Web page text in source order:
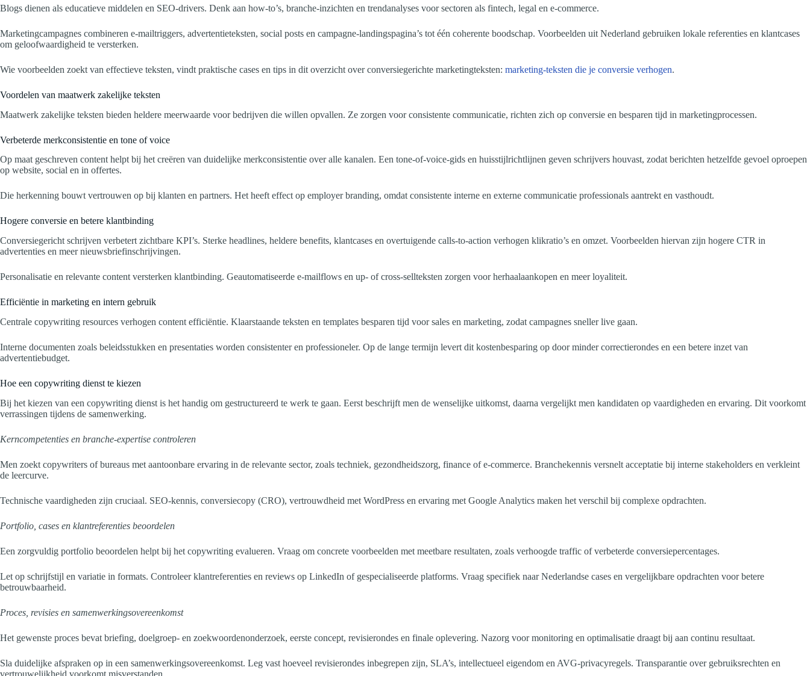
Blogs dienen als educatieve middelen en SEO-drivers. Denk aan how-to’s, branche-inzichten en trendanalyses voor sectoren als fintech, legal en e-commerce.
Marketingcampagnes combineren e-mailtriggers, advertentieteksten, social posts en campagne-landingspagina’s tot één coherente boodschap. Voorbeelden uit Nederland gebruiken lokale referenties en klantcases
om geloofwaardigheid te versterken.
Wie voorbeelden zoekt van effectieve teksten, vindt praktische cases en tips in dit overzicht over conversiegerichte marketingteksten: marketing-teksten die je conversie verhogen.
Voordelen van maatwerk zakelijke teksten
Maatwerk zakelijke teksten bieden heldere meerwaarde voor bedrijven die willen opvallen. Ze zorgen voor consistente communicatie, richten zich op conversie en besparen tijd in marketingprocessen.
Verbeterde merkconsistentie en tone of voice
Op maat geschreven content helpt bij het creëren van duidelijke merkconsistentie over alle kanalen. Een tone-of-voice-gids en huisstijlrichtlijnen geven schrijvers houvast, zodat berichten hetzelfde gevoel oproepen
op website, social en in offertes.
Die herkenning bouwt vertrouwen op bij klanten en partners. Het heeft effect op employer branding, omdat consistente interne en externe communicatie professionals aantrekt en vasthoudt.
Hogere conversie en betere klantbinding
Conversiegericht schrijven verbetert zichtbare KPI’s. Sterke headlines, heldere benefits, klantcases en overtuigende calls-to-action verhogen klikratio’s en omzet. Voorbeelden hiervan zijn hogere CTR in
advertenties en meer nieuwsbriefinschrijvingen.
Personalisatie en relevante content versterken klantbinding. Geautomatiseerde e-mailflows en up- of cross-sellteksten zorgen voor herhaalaankopen en meer loyaliteit.
Efficiëntie in marketing en intern gebruik
Centrale copywriting resources verhogen content efficiëntie. Klaarstaande teksten en templates besparen tijd voor sales en marketing, zodat campagnes sneller live gaan.
Interne documenten zoals beleidsstukken en presentaties worden consistenter en professioneler. Op de lange termijn levert dit kostenbesparing op door minder correctierondes en een betere inzet van
advertentiebudget.
Hoe een copywriting dienst te kiezen
Bij het kiezen van een copywriting dienst is het handig om gestructureerd te werk te gaan. Eerst beschrijft men de wenselijke uitkomst, daarna vergelijkt men kandidaten op vaardigheden en ervaring. Dit voorkomt
verrassingen tijdens de samenwerking.
Kerncompetenties en branche-expertise controleren
Men zoekt copywriters of bureaus met aantoonbare ervaring in de relevante sector, zoals techniek, gezondheidszorg, finance of e-commerce. Branchekennis versnelt acceptatie bij interne stakeholders en verkleint
de leercurve.
Technische vaardigheden zijn cruciaal. SEO-kennis, conversiecopy (CRO), vertrouwdheid met WordPress en ervaring met Google Analytics maken het verschil bij complexe opdrachten.
Portfolio, cases en klantreferenties beoordelen
Een zorgvuldig portfolio beoordelen helpt bij het copywriting evalueren. Vraag om concrete voorbeelden met meetbare resultaten, zoals verhoogde traffic of verbeterde conversiepercentages.
Let op schrijfstijl en variatie in formats. Controleer klantreferenties en reviews op LinkedIn of gespecialiseerde platforms. Vraag specifiek naar Nederlandse cases en vergelijkbare opdrachten voor betere
betrouwbaarheid.
Proces, revisies en samenwerkingsovereenkomst
Het gewenste proces bevat briefing, doelgroep- en zoekwoordenonderzoek, eerste concept, revisierondes en finale oplevering. Nazorg voor monitoring en optimalisatie draagt bij aan continu resultaat.
Sla duidelijke afspraken op in een samenwerkingsovereenkomst. Leg vast hoeveel revisierondes inbegrepen zijn, SLA’s, intellectueel eigendom en AVG-privacyregels. Transparantie over gebruiksrechten en
vertrouwelijkheid voorkomt misverstanden.